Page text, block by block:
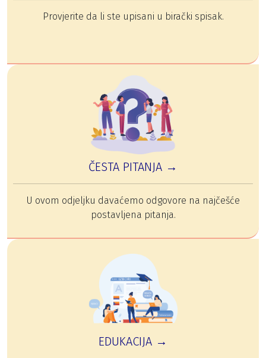
Provjerite da li ste upisani u birački spisak.
ČESTA PITANJA →
U ovom odjeljku davaćemo odgovore na najčešće
postavljena pitanja.
EDUKACIJA →